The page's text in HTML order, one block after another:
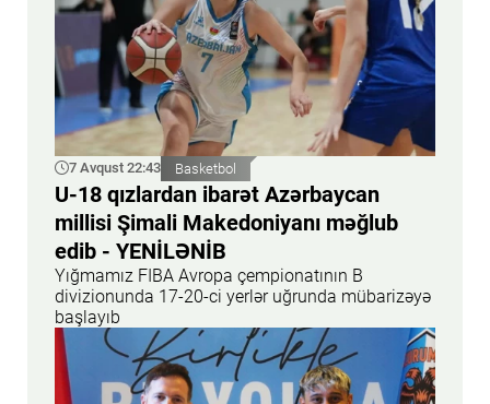
7 Avqust 22:43 Basketbol
U-18 qızlardan ibarət Azərbaycan
millisi Şimali Makedoniyanı məğlub
edib - YENİLƏNİB
Yığmamız FIBA Avropa çempionatının B
divizionunda 17-20-ci yerlər uğrunda mübarizəyə
başlayıb